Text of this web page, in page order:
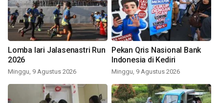
Lomba lari Jalasenastri Run
2026
Minggu, 9 Agustus 2026
Pekan Qris Nasional Bank
Indonesia di Kediri
Minggu, 9 Agustus 2026